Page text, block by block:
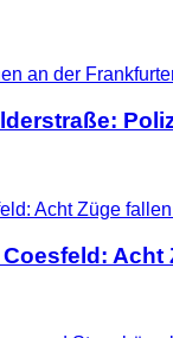
Acht